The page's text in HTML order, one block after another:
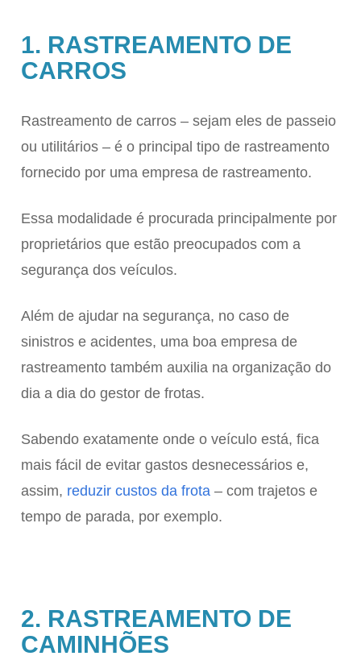
1. RASTREAMENTO DE
CARROS
Rastreamento de carros – sejam eles de passeio
ou utilitários – é o principal tipo de rastreamento
fornecido por uma empresa de rastreamento.
Essa modalidade é procurada principalmente por
proprietários que estão preocupados com a
segurança dos veículos.
Além de ajudar na segurança, no caso de
sinistros e acidentes, uma boa empresa de
rastreamento também auxilia na organização do
dia a dia do gestor de frotas.
Sabendo exatamente onde o veículo está, fica
mais fácil de evitar gastos desnecessários e,
assim, reduzir custos da frota – com trajetos e
tempo de parada, por exemplo.
2. RASTREAMENTO DE
CAMINHÕES